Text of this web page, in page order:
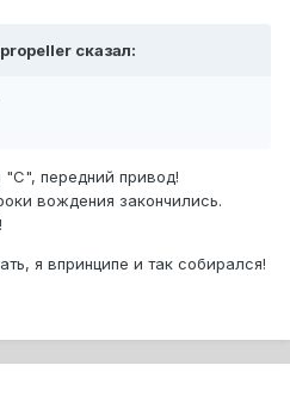
сказал:
"С", передний привод!
вождения закончились.
я впринципе и так собирался!